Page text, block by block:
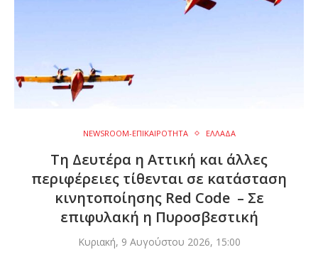
NEWSROOM-ΕΠΙΚΑΙΡΟΤΗΤΑ ΕΛΛΑΔΑ
Τη Δευτέρα η Αττική και άλλες
περιφέρειες τίθενται σε κατάσταση
κινητοποίησης Red Code – Σε
επιφυλακή η Πυροσβεστική
Κυριακή, 9 Αυγούστου 2026, 15:00